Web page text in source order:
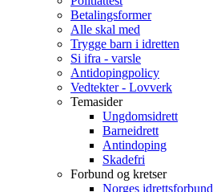
Betalingsformer
Alle skal med
Trygge barn i idretten
Si ifra - varsle
Antidopingpolicy
Vedtekter - Lovverk
Temasider
Ungdomsidrett
Barneidrett
Antindoping
Skadefri
Forbund og kretser
Norges idrettsforbund